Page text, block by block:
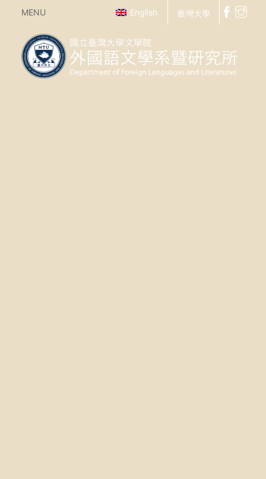
MENU English 臺灣大學